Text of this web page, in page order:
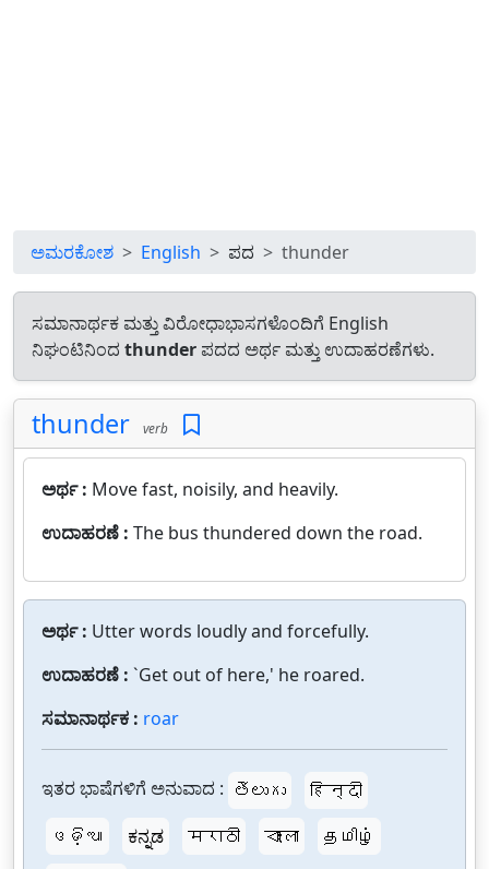
ಅಮರಕೋಶ English ಪದ thunder
ಸಮಾನಾರ್ಥಕ ಮತ್ತು ವಿರೋಧಾಭಾಸಗಳೊಂದಿಗೆ English
ನಿಘಂಟಿನಿಂದ thunder ಪದದ ಅರ್ಥ ಮತ್ತು ಉದಾಹರಣೆಗಳು.
thunder verb
ಅರ್ಥ : Move fast, noisily, and heavily.
ಉದಾಹರಣೆ : The bus thundered down the road.
ಅರ್ಥ : Utter words loudly and forcefully.
ಉದಾಹರಣೆ : `Get out of here,' he roared.
ಸಮಾನಾರ್ಥಕ : roar
ಇತರ ಭಾಷೆಗಳಿಗೆ ಅನುವಾದ : తెలుగు
हिन्दी
ଓଡ଼ିଆ
ಕನ್ನಡ मराठी বাংলা
தமிழ்